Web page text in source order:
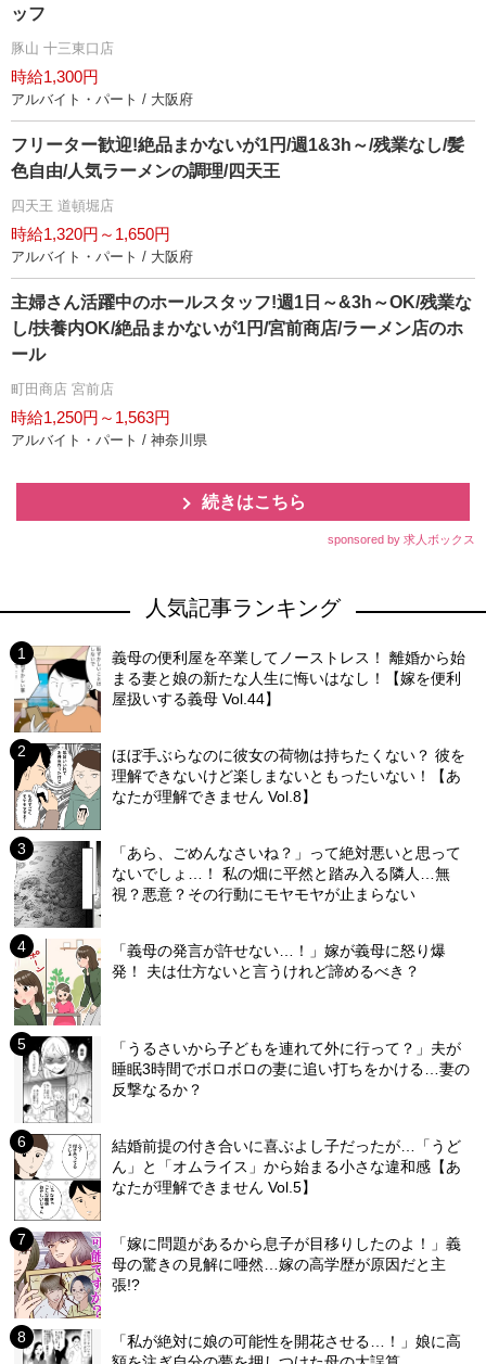
ッフ
豚山 十三東口店
時給1,300円
アルバイト・パート / 大阪府
フリーター歓迎!絶品まかないが1円/週1&3h～/残業なし/髪
色自由/人気ラーメンの調理/四天王
四天王 道頓堀店
時給1,320円～1,650円
アルバイト・パート / 大阪府
主婦さん活躍中のホールスタッフ!週1日～&3h～OK/残業な
し/扶養内OK/絶品まかないが1円/宮前商店/ラーメン店のホ
ール
町田商店 宮前店
時給1,250円～1,563円
アルバイト・パート / 神奈川県
続きはこちら
sponsored by 求人ボックス
人気記事ランキング
義母の便利屋を卒業してノーストレス！ 離婚から始
まる妻と娘の新たな人生に悔いはなし！【嫁を便利
屋扱いする義母 Vol.44】
ほぼ手ぶらなのに彼女の荷物は持ちたくない？ 彼を
理解できないけど楽しまないともったいない！【あ
なたが理解できません Vol.8】
「あら、ごめんなさいね？」って絶対悪いと思って
ないでしょ…！ 私の畑に平然と踏み入る隣人…無
視？悪意？その行動にモヤモヤが止まらない
「義母の発言が許せない…！」嫁が義母に怒り爆
発！ 夫は仕方ないと言うけれど諦めるべき？
「うるさいから子どもを連れて外に行って？」夫が
睡眠3時間でボロボロの妻に追い打ちをかける…妻の
反撃なるか？
結婚前提の付き合いに喜ぶよし子だったが…「うど
ん」と「オムライス」から始まる小さな違和感【あ
なたが理解できません Vol.5】
「嫁に問題があるから息子が目移りしたのよ！」義
母の驚きの見解に唖然…嫁の高学歴が原因だと主
張!?
「私が絶対に娘の可能性を開花させる…！」娘に高